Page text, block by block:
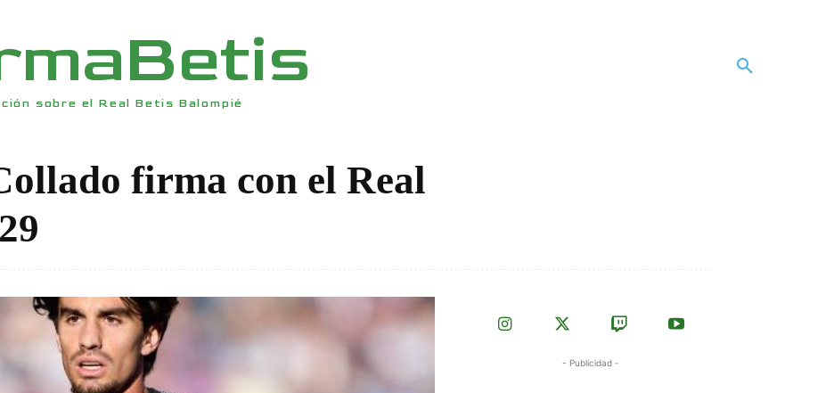
sobre el Real Betis Balompié
firma con el Real
- Publicidad -